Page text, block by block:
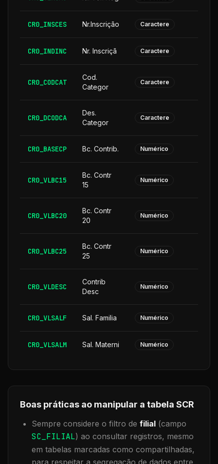
CR0_INSCES Nr.Inscrição Caractere
CR0_INDINC Nr. Inscriçã Caractere
CR0_CODCAT
Cod.
Categor
Caractere
CR0_DCODCA
Des.
Categor
Caractere
CR0_BASECP Bc. Contrib. Numérico
CR0_VLBC15
Bc. Contr
15
Numérico
CR0_VLBC20
Bc. Contr
20
Numérico
CR0_VLBC25
Bc. Contr
25
Numérico
CR0_VLDESC
Contrib
Desc
Numérico
CR0_VLSALF Sal. Familia Numérico
CR0_VLSALM Sal. Materni Numérico
Boas práticas ao manipular a tabela SCR
Sempre considere o filtro de filial (campo
SC_FILIAL) ao consultar registros, mesmo
em tabelas marcadas como compartilhadas,
para respeitar a segregação de dados entre